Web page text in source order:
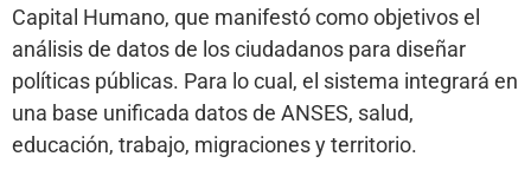
Capital Humano, que manifestó como objetivos el
análisis de datos de los ciudadanos para diseñar
políticas públicas. Para lo cual, el sistema integrará en
una base unificada datos de ANSES, salud,
educación, trabajo, migraciones y territorio.